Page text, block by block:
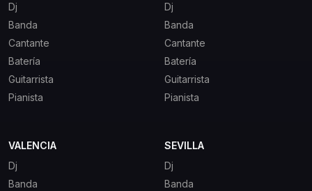
Dj
Banda
Cantante
Batería
Guitarrista
Pianista
Dj
Banda
Cantante
Batería
Guitarrista
Pianista
VALENCIA
Dj
Banda
SEVILLA
Dj
Banda